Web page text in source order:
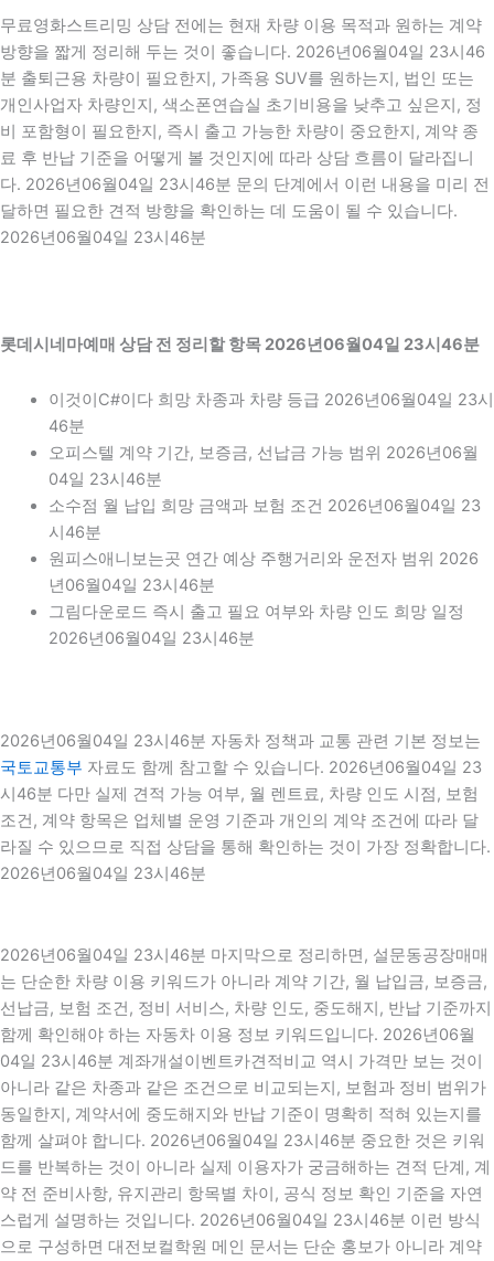
무료영화스트리밍 상담 전에는 현재 차량 이용 목적과 원하는 계약
방향을 짧게 정리해 두는 것이 좋습니다. 2026년06월04일 23시46
분 출퇴근용 차량이 필요한지, 가족용 SUV를 원하는지, 법인 또는
개인사업자 차량인지, 색소폰연습실 초기비용을 낮추고 싶은지, 정
비 포함형이 필요한지, 즉시 출고 가능한 차량이 중요한지, 계약 종
료 후 반납 기준을 어떻게 볼 것인지에 따라 상담 흐름이 달라집니
다. 2026년06월04일 23시46분 문의 단계에서 이런 내용을 미리 전
달하면 필요한 견적 방향을 확인하는 데 도움이 될 수 있습니다.
2026년06월04일 23시46분
롯데시네마예매 상담 전 정리할 항목 2026년06월04일 23시46분
이것이C#이다 희망 차종과 차량 등급 2026년06월04일 23시
46분
오피스텔 계약 기간, 보증금, 선납금 가능 범위 2026년06월
04일 23시46분
소수점 월 납입 희망 금액과 보험 조건 2026년06월04일 23
시46분
원피스애니보는곳 연간 예상 주행거리와 운전자 범위 2026
년06월04일 23시46분
그림다운로드 즉시 출고 필요 여부와 차량 인도 희망 일정
2026년06월04일 23시46분
2026년06월04일 23시46분 자동차 정책과 교통 관련 기본 정보는
국토교통부 자료도 함께 참고할 수 있습니다. 2026년06월04일 23
시46분 다만 실제 견적 가능 여부, 월 렌트료, 차량 인도 시점, 보험
조건, 계약 항목은 업체별 운영 기준과 개인의 계약 조건에 따라 달
라질 수 있으므로 직접 상담을 통해 확인하는 것이 가장 정확합니다.
2026년06월04일 23시46분
2026년06월04일 23시46분 마지막으로 정리하면, 설문동공장매매
는 단순한 차량 이용 키워드가 아니라 계약 기간, 월 납입금, 보증금,
선납금, 보험 조건, 정비 서비스, 차량 인도, 중도해지, 반납 기준까지
함께 확인해야 하는 자동차 이용 정보 키워드입니다. 2026년06월
04일 23시46분 계좌개설이벤트카견적비교 역시 가격만 보는 것이
아니라 같은 차종과 같은 조건으로 비교되는지, 보험과 정비 범위가
동일한지, 계약서에 중도해지와 반납 기준이 명확히 적혀 있는지를
함께 살펴야 합니다. 2026년06월04일 23시46분 중요한 것은 키워
드를 반복하는 것이 아니라 실제 이용자가 궁금해하는 견적 단계, 계
약 전 준비사항, 유지관리 항목별 차이, 공식 정보 확인 기준을 자연
스럽게 설명하는 것입니다. 2026년06월04일 23시46분 이런 방식
으로 구성하면 대전보컬학원 메인 문서는 단순 홍보가 아니라 계약